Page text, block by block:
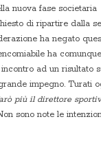
nuova fase societaria
di ripartire dalla
ha negato
ha
ad un risultato
impegno. Turati
più il direttore
sono note le